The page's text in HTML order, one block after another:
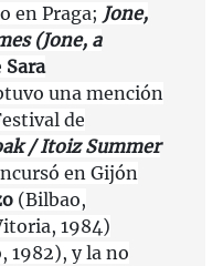
en Praga; Jone,
(Jone, a
Sara
una mención
de
/ Itoiz Summer
en Gijón
(Bilbao,
1984)
1982), y la no